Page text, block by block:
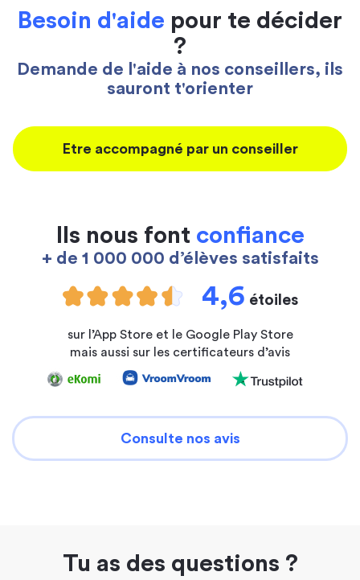
Besoin d'aide pour te décider
?
Demande de l'aide à nos conseillers, ils
sauront t'orienter
Etre accompagné par un conseiller
Ils nous font confiance
+ de 1 000 000 d’élèves satisfaits
4,6 étoiles
sur l’App Store et le Google Play Store
mais aussi sur les certificateurs d’avis
Consulte nos avis
Tu as des questions ?